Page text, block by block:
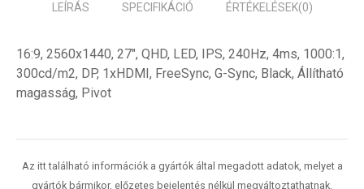
LEÍRÁS SPECIFIKÁCIÓ ÉRTÉKELÉSEK(0)
16:9, 2560x1440, 27", QHD, LED, IPS, 240Hz, 4ms, 1000:1,
300cd/m2, DP, 1xHDMI, FreeSync, G-Sync, Black, Állítható
magasság, Pivot
Az itt található információk a gyártók által megadott adatok, melyet a
gyártók bármikor, előzetes bejelentés nélkül megváltoztathatnak.